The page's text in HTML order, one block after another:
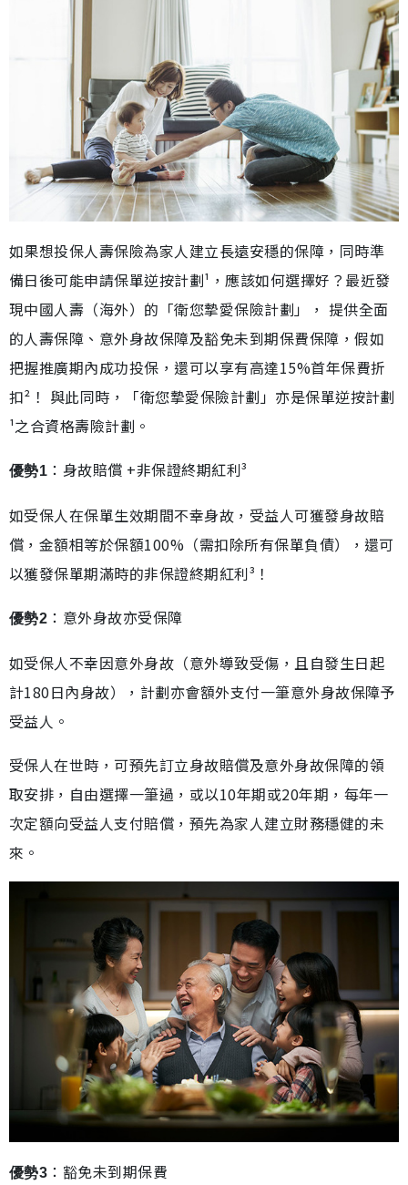
如果想投保人壽保險為家人建立長遠安穩的保障，同時準
備日後可能申請保單逆按計劃¹，應該如何選擇好？最近發
現中國人壽（海外）的「衛您摯愛保險計劃」， 提供全面
的人壽保障、意外身故保障及豁免未到期保費保障，假如
把握推廣期內成功投保，還可以享有高達15%首年保費折
扣²！ 與此同時，「衛您摯愛保險計劃」亦是保單逆按計劃
¹之合資格壽險計劃。
優勢1 ：身故賠償 +非保證終期紅利³
如受保人在保單生效期間不幸身故，受益人可獲發身故賠
償，金額相等於保額100%（需扣除所有保單負債），還可
以獲發保單期滿時的非保證終期紅利³！
優勢2 ：意外身故亦受保障
如受保人不幸因意外身故（意外導致受傷，且自發生日起
計180日內身故），計劃亦會額外支付一筆意外身故保障予
受益人。
受保人在世時，可預先訂立身故賠償及意外身故保障的領
取安排，自由選擇一筆過，或以10年期或20年期，每年一
次定額向受益人支付賠償，預先為家人建立財務穩健的未
來。
優勢3 ：豁免未到期保費